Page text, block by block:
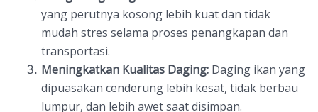
yang perutnya kosong lebih kuat dan tidak
mudah stres selama proses penangkapan dan
transportasi.
Meningkatkan Kualitas Daging: Daging ikan yang
dipuasakan cenderung lebih kesat, tidak berbau
lumpur, dan lebih awet saat disimpan.